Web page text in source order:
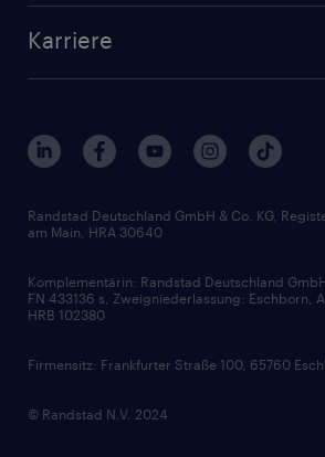
Randstad Akademie
Branchen
Interne Karriere
FAQ - Bewerber / Kunden
Zertifikate und Auszeichnungen
Karriere
Berufsprofile
Gehaltsthemen
Bewerbungsratgeber
Soft Skills
Skills
Randstad Deutschland GmbH & Co. KG,
am Main, HRA 30640
Komplementärin: Randstad Deutschland
FN 433136 s, Zweigniederlassung: Eschborn,
HRB 102380
Firmensitz: Frankfurter Straße 100, 65760
© Randstad N.V. 2024